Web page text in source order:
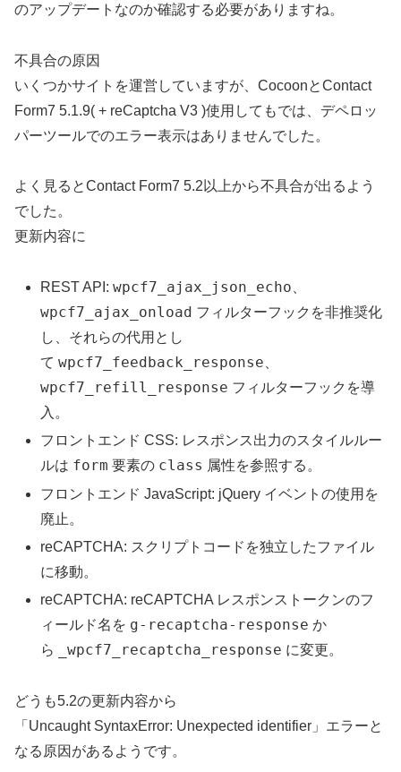
のアップデートなのか確認する必要がありますね。
不具合の原因
いくつかサイトを運営していますが、CocoonとContact
Form7 5.1.9( + reCaptcha V3 )使用してもでは、デペロッ
パーツールでのエラー表示はありませんでした。
よく見るとContact Form7 5.2以上から不具合が出るよう
でした。
更新内容に
REST API:wpcf7_ajax_json_echo
wpcf7_ajax_onload フィルターフックを非推奨化
し、それらの代用とし
てwpcf7_feedback_response
wpcf7_refill_response フィルターフックを導
入。
フロントエンド CSS: レスポンス出力のスタイルルー
ルは form 要素の class 属性を参照する。
フロントエンド JavaScript: jQuery イベントの使用を
廃止。
reCAPTCHA: スクリプトコードを独立したファイル
に移動。
reCAPTCHA: reCAPTCHA レスポンストークンのフ
ィールド名を g-recaptcha-response か
ら
_wpcf7_recaptcha_response に変更。
どうも5.2の更新内容から
「Uncaught SyntaxError: Unexpected identifier」エラーと
なる原因があるようです。